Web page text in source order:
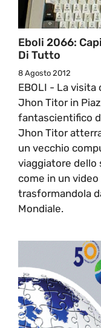
Eboli 2066:
Di Tutto
8 Agosto 2012
EBOLI - La visita
Jhon Titor in
fantascientifico
Jhon Titor
un vecchio
viaggiatore dello
come in un
trasformandola
Mondiale.